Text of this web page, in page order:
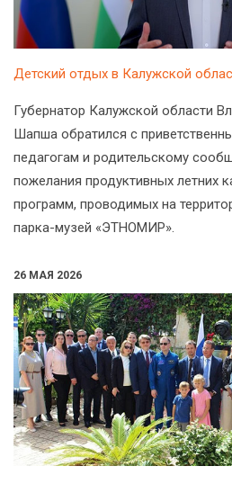
Детский отдых в Калужской
Губернатор Калужской области
Шапша обратился с
педагогам и родительскому
пожелания продуктивных летних
программ, проводимых на
парка-музей «ЭТНОМИР».
26 МАЯ 2026